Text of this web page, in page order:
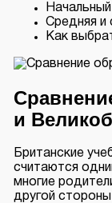
Средняя и
Как
и
Британские
считаются
многие
другой